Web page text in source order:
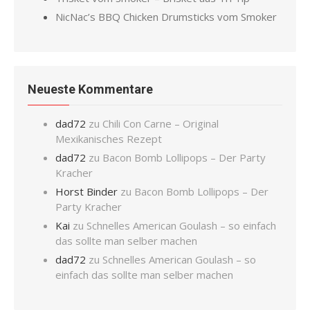
NicNac’s BBQ Chicken Drumsticks vom Smoker
Neueste Kommentare
dad72 zu Chili Con Carne – Original
Mexikanisches Rezept
dad72 zu Bacon Bomb Lollipops – Der Party
Kracher
Horst Binder zu Bacon Bomb Lollipops – Der
Party Kracher
Kai zu Schnelles American Goulash – so einfach
das sollte man selber machen
dad72 zu Schnelles American Goulash – so
einfach das sollte man selber machen